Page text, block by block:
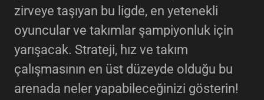
zirveye taşıyan bu ligde, en yetenekli
oyuncular ve takımlar şampiyonluk için
yarışacak. Strateji, hız ve takım
çalışmasının en üst düzeyde olduğu bu
arenada neler yapabileceğinizi gösterin!